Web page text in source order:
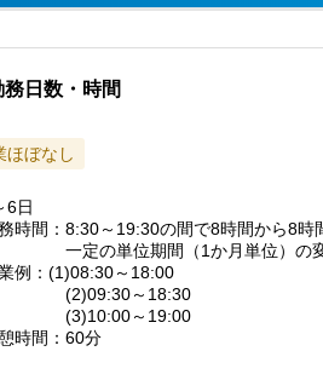
務日数・時間
ほぼなし
6日
務時間：8:30～19:30の間で8時間から8時
の単位期間（1か月単位）の変形
業例：(1)08:30～18:00
～18:30
～19:00
時間：60分